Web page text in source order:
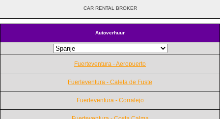
Autoverhuur
Fuerteventura - Aeropuerto
Fuerteventura - Caleta de Fuste
Fuerteventura - Corralejo
CAR RENTAL BROKER